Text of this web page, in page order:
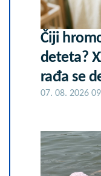
Čiji
deteta?
rađa se
07. 08. 2026